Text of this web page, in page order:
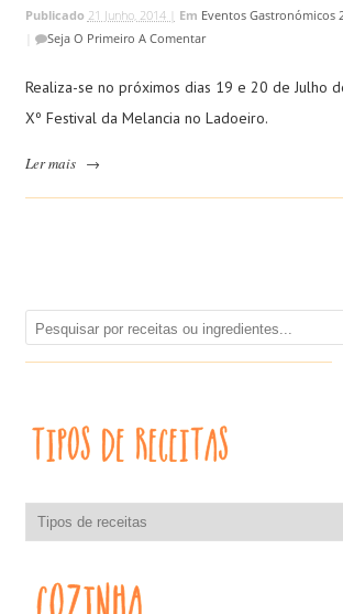
Publicado 21 Junho, 2014 | Em Eventos Gastronómicos
Seja O Primeiro A Comentar
Realiza-se no próximos dias 19 e 20 de Julho
Xº Festival da Melancia no Ladoeiro.
Ler mais →